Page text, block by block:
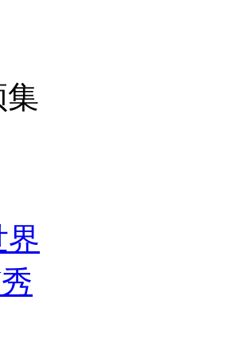
战”
急速倒车逃窜
集
界